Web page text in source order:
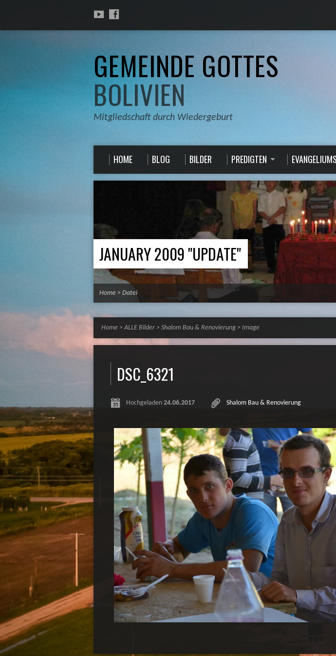
GEMEINDE GOTTES
BOLIVIEN
Mitgliedschaft durch Wiedergeburt
HOME BLOG BILDER PREDIGTEN
JANUARY 2009 "UPDATE"
Home > Datei
Home > ALLE Bilder > Shalom Bau & Renovierung > Image
DSC_6321
Hochgeladen 24.06.2017 Shalom Bau & Renovierung